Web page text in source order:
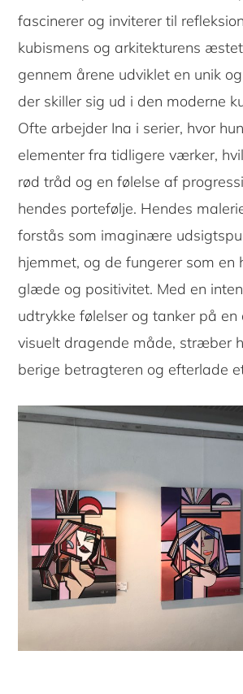
fascinerer og inviterer til
kubismens og arkitekturens
gennem årene udviklet en unik
der skiller sig ud i den moderne
Ofte arbejder Ina i serier, hvor
elementer fra tidligere værker,
rød tråd og en følelse af
hendes portefølje. Hendes
forstås som imaginære
hjemmet, og de fungerer som en
glæde og positivitet. Med en
udtrykke følelser og tanker på en
visuelt dragende måde, stræber
berige betragteren og efterlade